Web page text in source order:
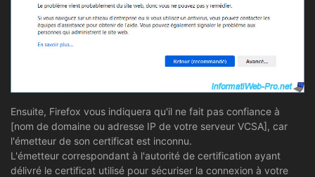
Ensuite, Firefox vous indiquera qu'il ne fait pas confiance à
[nom de domaine ou adresse IP de votre serveur VCSA], car
l'émetteur de son certificat est inconnu.
L'émetteur correspondant à l'autorité de certification ayant
délivré le certificat utilisé pour sécuriser la connexion à votre